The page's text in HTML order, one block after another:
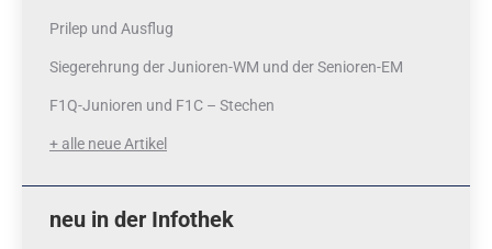
Prilep und Ausflug
Siegerehrung der Junioren-WM und der Senioren-EM
F1Q-Junioren und F1C – Stechen
+ alle neue Artikel
neu in der Infothek